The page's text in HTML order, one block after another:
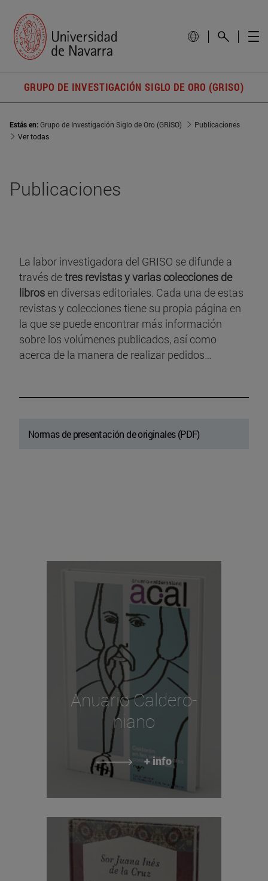
GRUPO DE INVESTIGACIÓN SIGLO DE ORO (GRISO)
Estás en:Grupo de Investigación Siglo de Oro (GRISO)
Publicaciones
Ver todas
Publicaciones
La labor investigadora del GRISO se difunde a
través detres revistas y varias colecciones de
libros en diversas editoriales. Cada una de estas
revistas y colecciones tiene su propia página en
la que se puede encontrar más información
sobre los volúmenes publicados, así como
acerca de la manera de realizar pedidos…
Normas de presentación de originales (PDF)
Anuario Caldero-
niano
+ info